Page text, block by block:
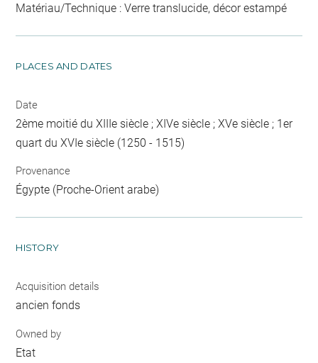
Matériau/Technique : Verre translucide, décor estampé
PLACES AND DATES
Date
2ème moitié du XIIIe siècle ; XIVe siècle ; XVe siècle ; 1er
quart du XVIe siècle (1250 - 1515)
Provenance
Égypte (Proche-Orient arabe)
HISTORY
Acquisition details
ancien fonds
Owned by
Etat